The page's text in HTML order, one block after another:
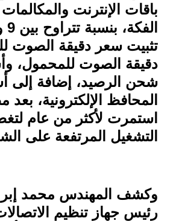
باقات الإنترنت
تثبيت سعر دقيقة الصوت
دقيقة الصوت للمحمول،
شحن الرصيد، إضافة إلى
المحافظ الإلكترونية،
استمرت لأكثر من عام
التشغيل المرتفعة على
وكشف المهندس محمد
رئيس جهاز تنظيم